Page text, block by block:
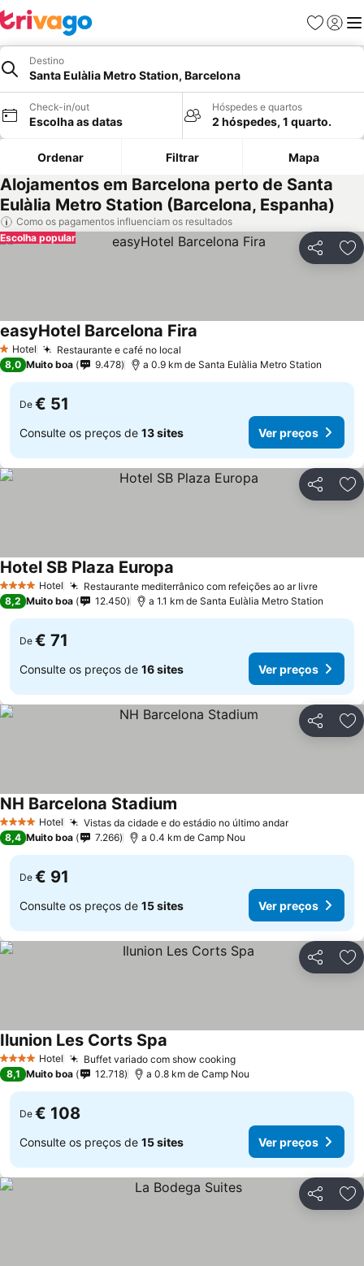
Favoritos
Iniciar
Destino
Santa Eulàlia Metro Station, Barcelona
Check-in/out
Escolha as datas
Hóspedes e quartos
2 hóspedes, 1 quarto.
Ordenar Filtrar Mapa
Alojamentos em Barcelona perto de Santa
Eulàlia Metro Station (Barcelona, Espanha)
Como os pagamentos influenciam os resultados
Partilhar
Escolha popular
1 Estrelas
Hotel Restaurante e café no local
easyHotel Barcelona Fira
8,0 Muito boa 9.478 a 0.9 km de Santa Eulàlia Metro Station
De € 51
Consulte os preços de 13 sites Ver preços
Partilhar
4 EstrelasHotel Restaurante mediterrânico com refeições ao ar livreVer
Hotel SB Plaza Europa
8,2 Muito boa 12.450 a 1.1 km de Santa Eulàlia Metro Station
De € 71
Consulte os preços de 16 sites Ver preços
Partilhar
4 EstrelasHotel Vistas da cidade e do estádio no último andarVer preços
NH Barcelona Stadium
8,4 Muito boa 7.266 a 0.4 km de Camp Nou
De € 91
Consulte os preços de 15 sites Ver preços
Partilhar
4 EstrelasHotel Buffet variado com show cookingVer preços
Ilunion Les Corts Spa
8,1 Muito boa 12.718 a 0.8 km de Camp Nou
De € 108
Consulte os preços de 15 sites Ver preços
Partilhar